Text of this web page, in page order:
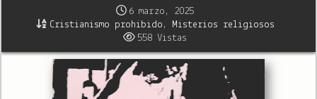
6 marzo, 2025
Cristianismo prohibido ,
Misterios religiosos
558 Vistas